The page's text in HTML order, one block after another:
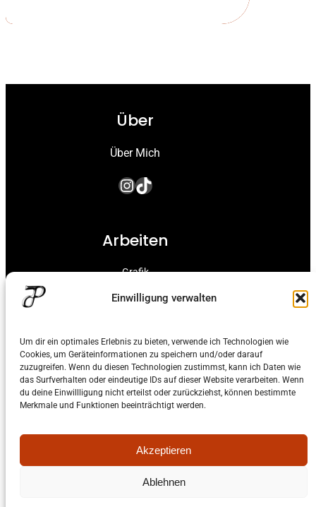
Einwilligung verwalten
Um dir ein optimales Erlebnis zu bieten, verwende ich Technologien wie
Cookies, um Geräteinformationen zu speichern und/oder darauf
zuzugreifen. Wenn du diesen Technologien zustimmst, kann ich Daten wie
das Surfverhalten oder eindeutige IDs auf dieser Website verarbeiten. Wenn
du deine Einwillligung nicht erteilst oder zurückziehst, können bestimmte
Merkmale und Funktionen beeinträchtigt werden.
Akzeptieren
Ablehnen
Über
Über Mich
InstagramTikTok
Arbeiten
Grafik
Malerei
Kontakt
Kontaktiere Mich
Impressum
Datenschutz